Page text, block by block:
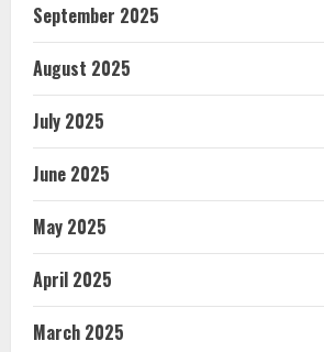
September 2025
August 2025
July 2025
June 2025
May 2025
April 2025
March 2025